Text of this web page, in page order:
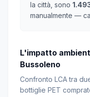
la città, sono
manualmente —
L'impatto
Bussoleno
Confronto LCA tra
bottiglie PET